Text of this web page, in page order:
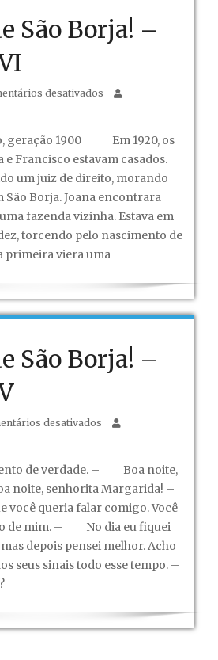
São Borja! –
desativados em
geração 1900 Em 1920, os
Francisco estavam casados.
um juiz de direito, morando
São Borja. Joana encontrara
fazenda vizinha. Estava em
torcendo pelo nascimento de
primeira viera uma
São Borja! –
desativados em
Borja!
de verdade. – Boa noite,
senhorita Margarida! –
queria falar comigo. Você
de mim. – No dia eu fiquei
depois pensei melhor. Acho
seus sinais todo esse tempo. –